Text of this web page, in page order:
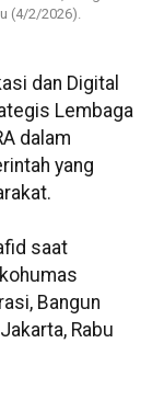
(4/2/2026).
dan Digital
Lembaga
dalam
yang
saat
Bangun
Rabu